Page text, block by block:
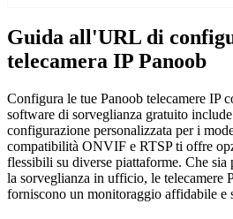
Guida all'URL di
telecamera IP Panoob
Configura le tue Panoob telecamere IP
software di sorveglianza gratuito
configurazione personalizzata per i
compatibilità ONVIF e RTSP ti offre
flessibili su diverse piattaforme. Che sia
la sorveglianza in ufficio, le telecamere
forniscono un monitoraggio affidabile e